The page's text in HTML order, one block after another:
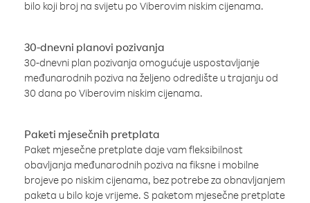
bilo koji broj na svijetu po Viberovim niskim cijenama.
30-dnevni planovi pozivanja
30-dnevni plan pozivanja omogućuje uspostavljanje
međunarodnih poziva na željeno odredište u trajanju od
30 dana po Viberovim niskim cijenama.
Paketi mjesečnih pretplata
Paket mjesečne pretplate daje vam fleksibilnost
obavljanja međunarodnih poziva na fiksne i mobilne
brojeve po niskim cijenama, bez potrebe za obnavljanjem
paketa u bilo koje vrijeme. S paketom mjesečne pretplate